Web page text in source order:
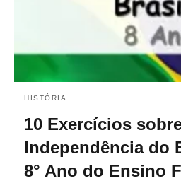
HISTÓRIA
10 Exercícios
Independência do
8° Ano do Ensino